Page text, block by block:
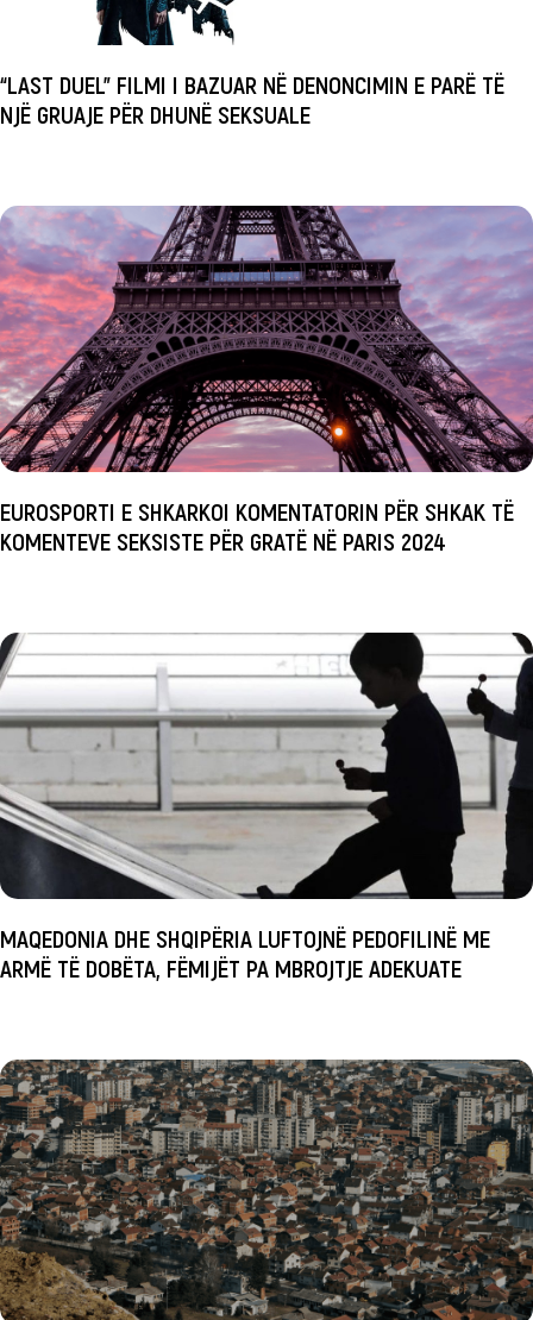
“LAST DUEL” FILMI I BAZUAR NË DENONCIMIN E PARË TË
NJË GRUAJE PËR DHUNË SEKSUALE
EUROSPORTI E SHKARKOI KOMENTATORIN PËR SHKAK TË
KOMENTEVE SEKSISTE PËR GRATË NË PARIS 2024
MAQEDONIA DHE SHQIPËRIA LUFTOJNË PEDOFILINË ME
ARMË TË DOBËTA, FËMIJËT PA MBROJTJE ADEKUATE